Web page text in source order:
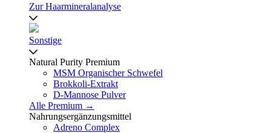
Zur Haarmineralanalyse
Sonstige
Natural Purity Premium
MSM Organischer Schwefel
Brokkoli-Extrakt
D-Mannose Pulver
Alle Premium →
Nahrungsergänzungsmittel
Adreno Complex